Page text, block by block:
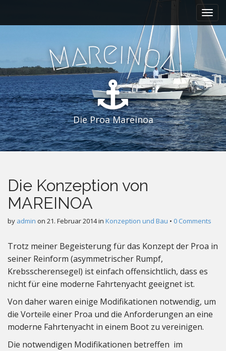
e
n
u
i
c
o
n
t
e
n
t
Mareinoa
Die Proa Mareinoa
Die Konzeption von
MAREINOA
by admin on 21. Februar 2014in Konzeption und Bau • 0 Comments
Trotz meiner Begeisterung für das Konzept der Proa in
seiner Reinform (asymmetrischer Rumpf,
Krebsscherensegel) ist einfach offensichtlich, dass es
nicht für eine moderne Fahrtenyacht geeignet ist.
Von daher waren einige Modifikationen notwendig, um
die Vorteile einer Proa und die Anforderungen an eine
moderne Fahrtenyacht in einem Boot zu vereinigen.
Die notwendigen Modifikationen betreffen im